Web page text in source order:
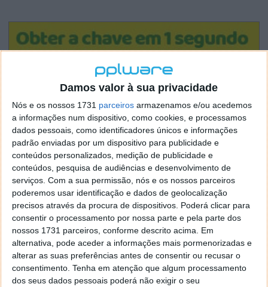
Damos valor à sua privacidade
Nós e os nossos 1731 parceiros armazenamos e/ou acedemos
a informações num dispositivo, como cookies, e processamos
dados pessoais, como identificadores únicos e informações
padrão enviadas por um dispositivo para publicidade e
conteúdos personalizados, medição de publicidade e
conteúdos, pesquisa de audiências e desenvolvimento de
serviços. Com a sua permissão, nós e os nossos parceiros
poderemos usar identificação e dados de geolocalização
precisos através da procura de dispositivos. Poderá clicar para
consentir o processamento por nossa parte e pela parte dos
nossos 1731 parceiros, conforme descrito acima. Em
alternativa, pode aceder a informações mais pormenorizadas e
alterar as suas preferências antes de consentir ou recusar o
consentimento. Tenha em atenção que algum processamento
dos seus dados pessoais poderá não exigir o seu